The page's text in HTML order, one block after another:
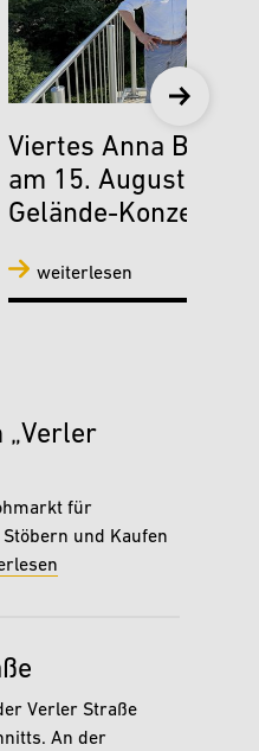
Viertes Anna Beatz
am 15. August mit
Gelände-Konzept
weiterlesen
„Verler
für
und Kaufen
Verler Straße
An der